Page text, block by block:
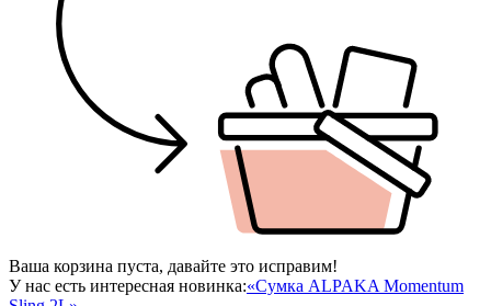
Ваша корзина пуста, давайте это исправим!
У нас есть интересная новинка:«Сумка ALPAKA Momentum